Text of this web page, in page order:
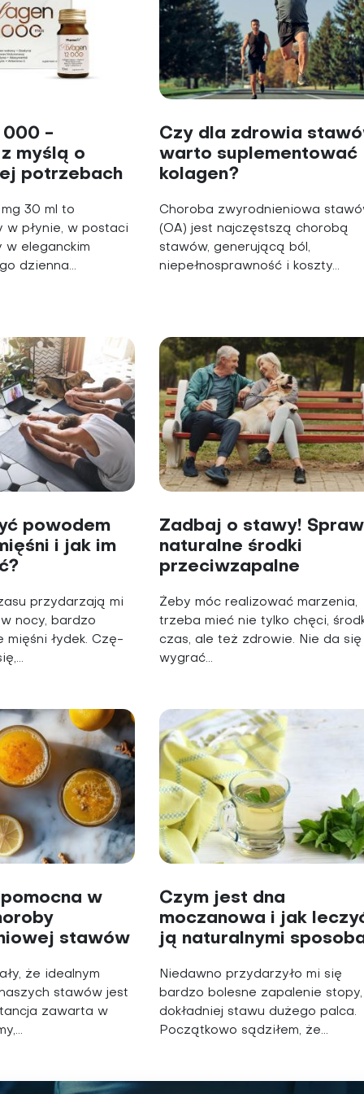
000 -
myślą o
potrzebach
30 ml to
w płynie, w postaci
w eleganckim
dzienna...
Czy dla zdrowia
warto suplementować
kolagen?
Choroba zwyrodnieniowa
(OA) jest najczęstszą chorobą
stawów, generującą ból,
niepełnosprawność i koszty...
powodem
i jak im
przydarzają mi
nocy, bardzo
mięśni łydek. Czę­
Zadbaj o stawy!
naturalne środki
przeciwzapalne
Żeby móc realizować marzenia,
trzeba mieć nie tylko chęci,
czas, ale też zdrowie. Nie da się
wygrać...
w
stawów
że idealnym
stawów jest
zawarta w
Czym jest dna
moczanowa i jak
ją naturalnymi
Niedawno przydarzyło mi się
bardzo bolesne zapalenie
dokładniej stawu dużego palca.
Początkowo sądziłem, że...